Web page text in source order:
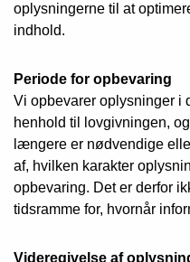
oplysningerne til at
indhold.
Periode for opbevaring
Vi opbevarer oplysninger i
henhold til lovgivningen,
længere er nødvendige
af, hvilken karakter
opbevaring. Det er derfor
tidsramme for, hvornår
Videregivelse af